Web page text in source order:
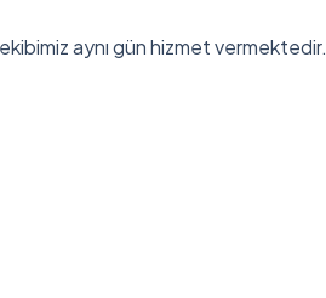
ekibimiz aynı gün hizmet vermektedir.